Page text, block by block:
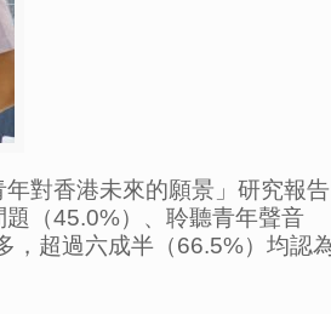
對香港未來的願景」研究報
（45.0%）、聆聽青年聲音
，超過六成半（66.5%）均認